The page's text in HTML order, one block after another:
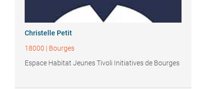
Christelle Petit
18000 | Bourges
Espace Habitat Jeunes Tivoli Initiatives de Bourges